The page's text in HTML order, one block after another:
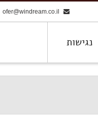
ofer@windream.co.il
נגישות